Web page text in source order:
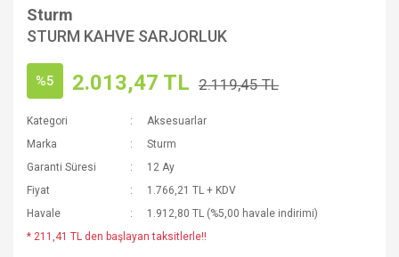
Sturm
STURM KAHVE SARJORLUK
%5 2.013,47 TL 2.119,45 TL
Kategori
Aksesuarlar
Marka
Sturm
Garanti Süresi
12 Ay
Fiyat
1.766,21 TL + KDV
Havale
1.912,80 TL (%5,00 havale indirimi)
* 211,41 TL den başlayan taksitlerle!!